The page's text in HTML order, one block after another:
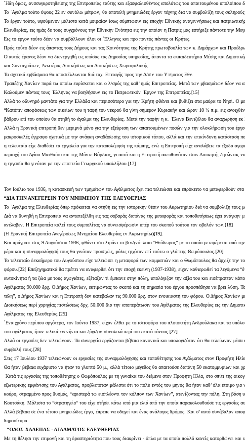
΄Ηδη όμως, ανσσυγκροτηθείσης της Επιτροπείας ταύτης και εξασφαλισθέντος απολύτως του απαιτουμένου
Το ΄Αγαλμα τούτο ύψους 22 εν συνόλω μέτρων, θα αποτελή μνημειώδες έργον τέχνης δια να συμβολίζη τους
Το έργον τούτο, υψούμενον μάλιστα κατά μοιραίαν ίσως σύμπτωσιν εις εποχήν Εθνικής αναγεννήσεως και
Ελευθερίας, εις ημάς δε τους συγχρόνους την Εθνικήν Ενότητα εις την οποίαν η Πατρίς μας εστήριξε πάντοτε την
Εις το έργον τούτο δέον να συμβάλλουν όλοι οι ΄Ελληνες και προ παντός πάντες οι Κρήτες.
Πρός τούτο δέον εις άπαντας τους Δήμους και τας Κοινότητας της Κρήτης πρωτοβουλία των κ. Δημάρχων και
Ο αυτός έρανος δέον να διενεργηθή εις απάσας τας Δημοσίας υπηρεσίας, άπαντα τα εκπαιδευτήρια Μέσης και
και Συνταγμάτων, Ανωτέρας Διοικήσεως και Διοικήσεως Χωροφυλακής.
Τα σχετικά εμβάσματα θα αποστέλλωνται διά ταχ. Επιταγής προς την Δ/σιν του Υπ/ματος Εθν.
Τραπέζης Χανίων παρά τω οποίω ευρίσκεται και ο λ/σμός της καθ’ ημάς Επιτροπείας. Μετά των μβασμάτων δέον να
Καλούμεν πάντας τους ΄Ελληνας να βοηθήσουν εις το Πατριωτικόν ΄Εργον της Επιτροπείας.[15]
Αλλά το οδυνηρό μαντάτο για την Ελλάδα και περισσότερο για την Κρήτη φθάνει και βυθίζει στα μαύρα το Νησί. Ο
“Κατόπιν αποφάσεως των οικείων του η ταφή του νεκρού θα γίνη σήμερον Κυριακήν και ώραν 10 ½ π.μ. εις
βάθρου επί του οποίου θα στηθή το άγαλμα της Ελευθερίας. Μετά την ταφήν η κ. ΄Ελενα Βενιζέλου θα αναχωρήση
Αλλά η Ερανική επιτροπή δεν μεριμνά μόνο για την εξεύρεση των απαιτουμένων ποσών για την ολοκλήρωση του
μακροσκελές έγγραφο σχετικά με την ανάγκη αναδάσωσης του ιστορικού τόπου, αλλά και την επικίνδυνη κατάσταση
η τελευταία είχε διαθέσει τα εργαλεία για την καταπολέμηση της κάμπης, ενώ η Επιτροπή είχε αναλάβειε τα
περιοχή του Αγίου Ματθαίου και της Μόντε Βάρδιας, γι αυτό και η Επιτροπή απευθυνόταν στον Διοικητή, ζητώντας
η εργασία θα γινόταν με την εποπτεία Γεωργικού υπαλλήλου.[17]
Τον Ιούλιο του 1936, η κατασκευή των τμημάτων του Αγάλματος έχει πια τελειώσει και επρόκειτο να μεταφερθούν
“ΔΙΑ ΤΗΝ ΑΝΕΓΕΡΣΙΝ ΤΟΥ ΜΝΗΜΕΙΟΥ ΤΗΣ ΕΛΕΥΘΕΡΙΑΣ
Το ΄Αγαλμα της Ελευθερίας όπερ πρόκειται να στηθή εις την ιστορικήν θέσιν του Ακρωτηρίου διά να συμβολίζη
Διά να δυνηθή η Επιτροπεία να αντεπεξέλθη εις τας σοβαράς δαπάνας της μεταφοράς και τοποθετήσεως έχει
ανέλαβεν. Η Επιτροπεία καλεί τους συμπολίτας να συνεισφέρωσιν υπέρ του σκοπού τούτου τον οβολόν των.[18]
(Η Ερανική Επιτροπεία Ανεγέρσεως Μνημείου Ελευθερίας εν Ακρωτηρίω)[19].
Και πράγματι στις 9 Αυγούστου 1936, φθάνει στο λιμάνι το βενζινόπλοιο “Θεόδωρος” με το οποίο μετεφέρεται
μέρα και η συναρμολόγησή τους θα γινόταν προσεχώς, μόλις ερχόταν επί τούτω ο γλύπτης Θωμόπουλος.[20]
Το τελευταίο δεκαήμερο του Αυγούστου είχε τελειώσει η μεταφορά των κομματιών και ο Θωμόπουλος θα άρχιζε
φόρου.[22] Επεξηγηματικά θα πρέπει να αναφερθεί ότι την εποχή εκείνη (1937-1938), είχαν καθιερωθεί τα
αυτοκίνητα ή τα ζώα με τους αγωγιάτες, εξέταζαν τί έμπαινε στην πόλη, υπολόγιζαν την αξία του και εισέπρατταν
Αγάλματος 90.000 δρχ. Ο Δήμος Χανίων, εκτιμώντας το σκοπό και τη σημασία του έργου προσπάθησε να βρει λύση.
τέλη”, ο Δήμος Χανίων και η Επιτροπή δεν κατέβαλαν τις 90.000 δρχ. στον ενοικιαστή του φόρου. Ο Δήμος Χανίων
Διοικήσεως περί χορηγίας πιστώσεως δρχ. 50.000 δια την αποπεράτωσιν του Αγάλματος της Ελευθερίας εις την
Αγάλματος της Ελευθερίας.[25]
΄Ενα χρόνο περίπου αργότερα, τον Ιούνιο 1937, είχαν έλθει με το ιστιοφόρο του πλοιοκτήτη Ανδρούλακα και τα
του αγάλματος ήταν τελικά ενενήντα και ζύγιζαν συνολικά περίπου εκατό τόνους.[27]
Αλλά οι εργασίες δεν τελειώνουν. Τα συνεργεία εργάζονται βέβαια κανονικά και υπολογιζόταν ότι θα τελείωναν
συμβολή τους.[28]
Στις 17 Ιουλίου 1937 τελειώνουν οι εργασίες της συναρμολόγησης και τοποθέτησης του Αγάλματος στον
Θα ήταν βέβαια ευχάριστο να ήταν το γλυπτό 50 μ., αλλά τέτοιο μέγεθος θα απαιτούσε δαπάνη 50 εκατομμυρίων και
Κατά τις εργασίες της τοποθέτησης ο Θωμόπουλος με τη γυναίκα του διέμενε στον Προφήτη Ηλία, στο σπίτι της
εξωτερικής εμφάνισης του Αγάλματος, προβλεπόταν μάλιστα ότι το πολύ εντός του μηνός θα ήταν καθ’ όλα έτοιμο
κούρο, στραμμένο προς δυσμάς, “αριστερά τω εισπλέοντι τον κόλπον των Χανίων”, ατενίζοντας την πόλη. Στη
Κουτσάκη. Μάλιστα το “στρατηγείο” του είχε στήσει κάτω από μια ελιά από την οποία παρακολουθούσε τις εργασίες
Αλλά βέβαια σε ένα τέτοιο μνημειώδες έργο, έπρεπε να οδηγεί και ένας ανάλογος δρόμος. Και σ’ αυτό συνέβαλαν
δημοσίευμα:
“ΟΔΟΣ ΧΑΛΕΠΑΣ - ΑΓΑΛΜΑΤΟΣ ΕΛΕΥΘΕΡΙΑΣ
Με τη θέλησι την επιμονή και τη δραστηριότητα που τους διακρίνει - όπλα με τα οποία πολλά κανείς κατορθώνει